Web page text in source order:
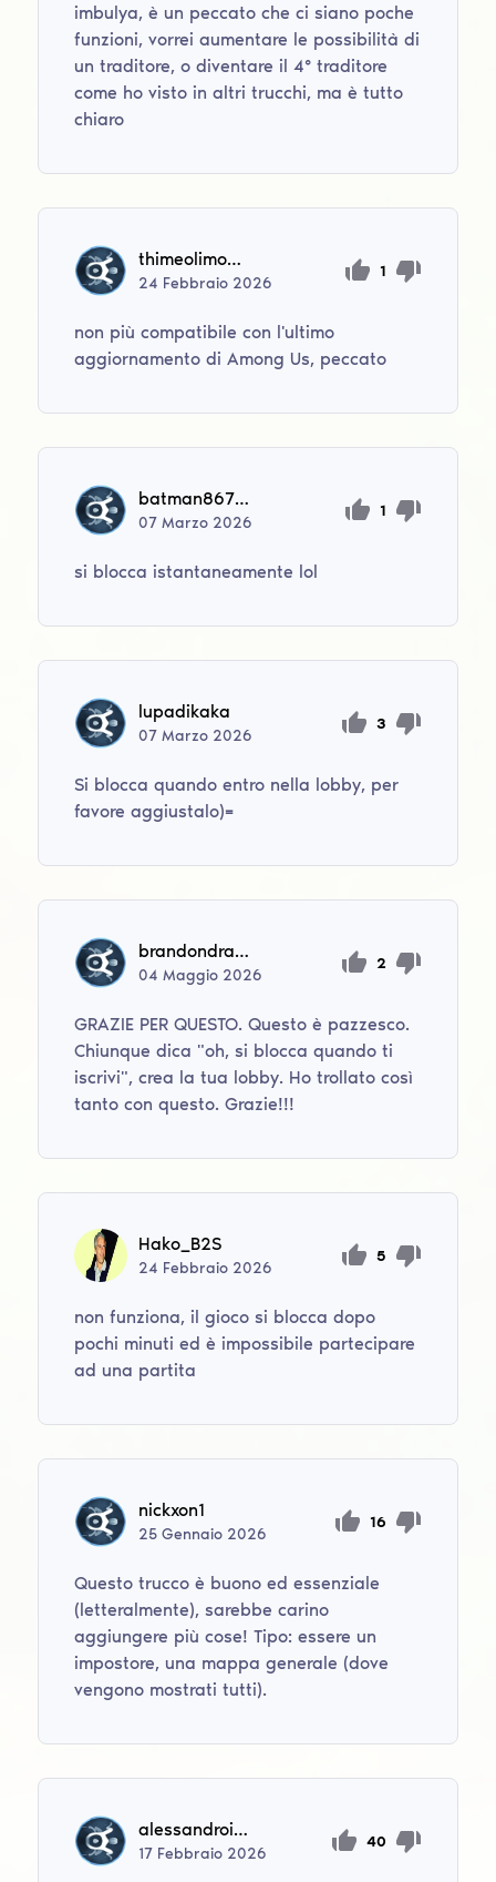
imbulya, è un peccato che ci siano poche
funzioni, vorrei aumentare le possibilità di
un traditore, o diventare il 4° traditore
come ho visto in altri trucchi, ma è tutto
chiaro
thimeolimousi
24 Febbraio 2026
1
non più compatibile con l'ultimo
aggiornamento di Among Us, peccato
batman86724
07Marzo 2026
1
si blocca istantaneamente lol
lupadikaka
07Marzo 2026
3
Si blocca quando entro nella lobby, per
favore aggiustalo)=
brandondrake222
04Maggio 2026
2
GRAZIE PER QUESTO. Questo è pazzesco.
Chiunque dica "oh, si blocca quando ti
iscrivi", crea la tua lobby. Ho trollato così
tanto con questo. Grazie!!!
Hako_B2S
24 Febbraio 2026
5
non funziona, il gioco si blocca dopo
pochi minuti ed è impossibile partecipare
ad una partita
nickxon1
25Gennaio 2026
16
Questo trucco è buono ed essenziale
(letteralmente), sarebbe carino
aggiungere più cose! Tipo: essere un
impostore, una mappa generale (dove
vengono mostrati tutti).
alessandroianni15
17 Febbraio 2026
40